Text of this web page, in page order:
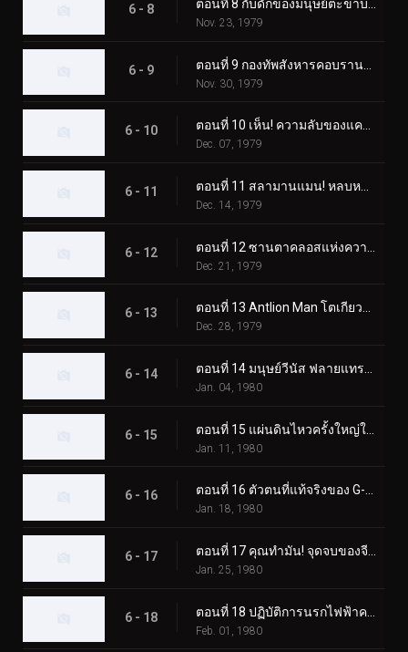
6 - 8
Nov. 23, 1979
6 - 9
Nov. 30, 1979
6 - 10
Dec. 07, 1979
6 - 11
Dec. 14, 1979
6 - 12
Dec. 21, 1979
6 - 13 ตอนที่ 13 Antlion Man โตเกียวระเบิดก่อน 03.00 น
Dec. 28, 1979
6 - 14
Jan. 04, 1980
6 - 15
Jan. 11, 1980
6 - 16 ตอนที่ 16 ตัวตนที่แท้จริงของ G-Monster ของมนุษย์แมลงสาบอมตะคืออะไร
Jan. 18, 1980
6 - 17
Jan. 25, 1980
6 - 18
Feb. 01, 1980